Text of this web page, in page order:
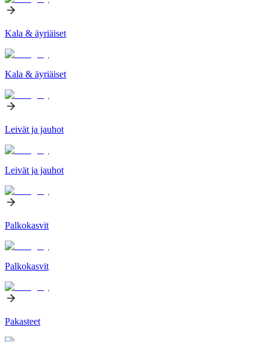
Kala & äyriäiset
Kala & äyriäiset
Leivät ja jauhot
Leivät ja jauhot
Palkokasvit
Palkokasvit
Pakasteet